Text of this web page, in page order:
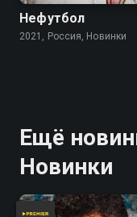
Нефутбол
2021, Россия, Новинки
Ещё
Новинки